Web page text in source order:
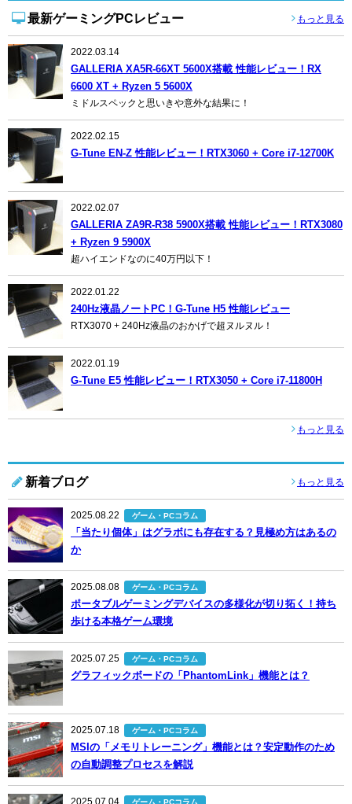
最新ゲーミングPCレビュー もっと見る
2022.03.14
GALLERIA XA5R-66XT 5600X搭載 性能レビュー！RX
6600 XT + Ryzen 5 5600X
ミドルスペックと思いきや意外な結果に！
2022.02.15
G-Tune EN-Z 性能レビュー！RTX3060 + Core i7-12700K
2022.02.07
GALLERIA ZA9R-R38 5900X搭載 性能レビュー！RTX3080
+ Ryzen 9 5900X
超ハイエンドなのに40万円以下！
2022.01.22
240Hz液晶ノートPC！G-Tune H5 性能レビュー
RTX3070 + 240Hz液晶のおかげで超ヌルヌル！
2022.01.19
G-Tune E5 性能レビュー！RTX3050 + Core i7-11800H
もっと見る
新着ブログ もっと見る
2025.08.22 ゲーム・PCコラム
「当たり個体」はグラボにも存在する？見極め方はあるの
か
2025.08.08 ゲーム・PCコラム
ポータブルゲーミングデバイスの多様化が切り拓く！持ち
歩ける本格ゲーム環境
2025.07.25 ゲーム・PCコラム
グラフィックボードの「PhantomLink」機能とは？
2025.07.18 ゲーム・PCコラム
MSIの「メモリトレーニング」機能とは？安定動作のため
の自動調整プロセスを解説
2025.07.04 ゲーム・PCコラム